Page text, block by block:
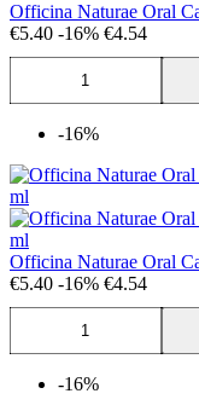
Officina Naturae Oral
€5.40 -16% €4.54
-16%
Officina Naturae Oral
€5.40 -16% €4.54
-16%